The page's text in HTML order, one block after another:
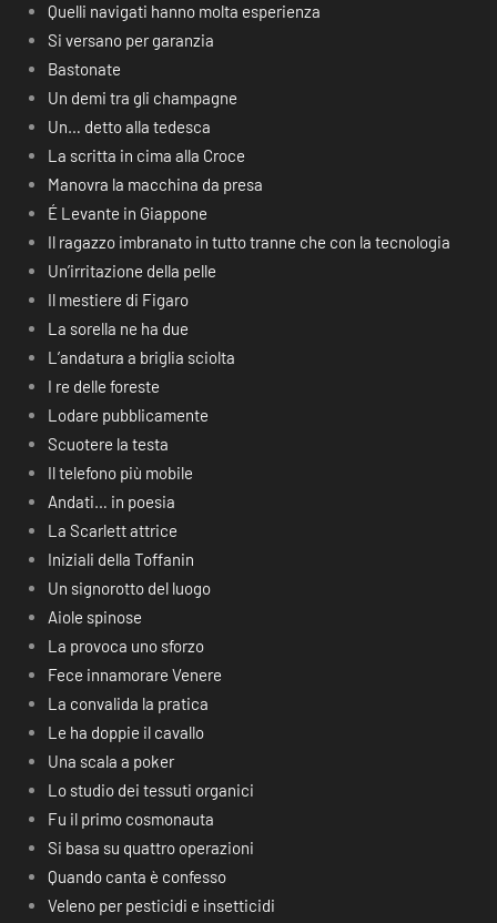
Quelli navigati hanno molta esperienza
Si versano per garanzia
Bastonate
Un demi tra gli champagne
Un… detto alla tedesca
La scritta in cima alla Croce
Manovra la macchina da presa
É Levante in Giappone
Il ragazzo imbranato in tutto tranne che con la tecnologia
Un’irritazione della pelle
Il mestiere di Figaro
La sorella ne ha due
L’andatura a briglia sciolta
I re delle foreste
Lodare pubblicamente
Scuotere la testa
Il telefono più mobile
Andati… in poesia
La Scarlett attrice
Iniziali della Toffanin
Un signorotto del luogo
Aiole spinose
La provoca uno sforzo
Fece innamorare Venere
La convalida la pratica
Le ha doppie il cavallo
Una scala a poker
Lo studio dei tessuti organici
Fu il primo cosmonauta
Si basa su quattro operazioni
Quando canta è confesso
Veleno per pesticidi e insetticidi